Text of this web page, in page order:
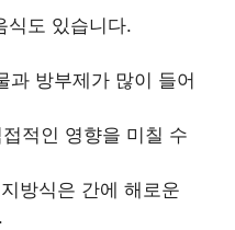
식도 있습니다.
과 방부제가 많이 들어
적인 영향을 미칠 수
방식은 간에 해로운